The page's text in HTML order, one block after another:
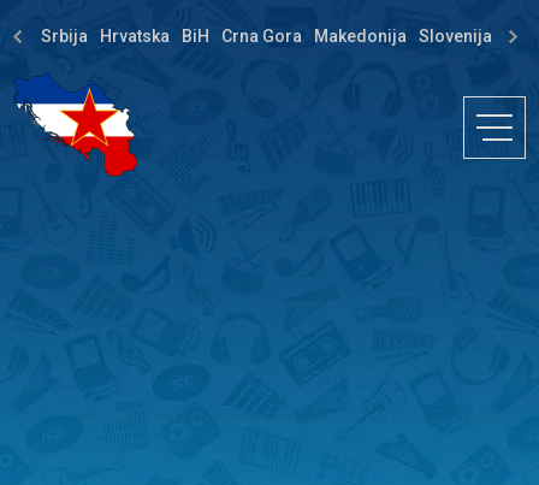
Srbija Hrvatska BiH Crna Gora Makedonija Slovenija